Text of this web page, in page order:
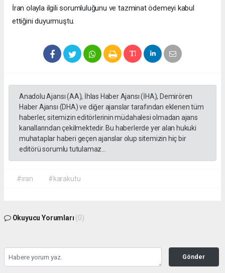
İran olayla ilgili sorumluluğunu ve tazminat ödemeyi kabul
ettiğini duyurmuştu.
Anadolu Ajansı (AA), İhlas Haber Ajansı (İHA), Demirören
Haber Ajansı (DHA) ve diğer ajanslar tarafından eklenen tüm
haberler, sitemizin editörlerinin müdahalesi olmadan ajans
kanallarından çekilmektedir. Bu haberlerde yer alan hukuki
muhataplar haberi geçen ajanslar olup sitemizin hiç bir
editörü sorumlu tutulamaz...
#iran #karakutu
Okuyucu Yorumları (0)
Gönder